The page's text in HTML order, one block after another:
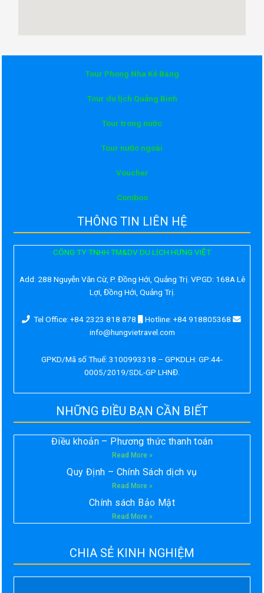
Tour Phong Nha Kẻ Bàng
Tour du lịch Quảng Bình
Tour trong nước
Tour nước ngoài
Voucher
Comboo
THÔNG TIN LIÊN HỆ
CÔNG TY TNHH TM&DV DU LỊCH HƯNG VIỆT
Add: 288 Nguyễn Văn Cừ, P. Đồng Hới, Quảng Trị. VPGD: 168A Lê
Lợi, Đồng Hới, Quảng Trị.
Tel Office: +84 2323 818 878
Hotline: +84 918805368
info@hungvietravel.com
GPKD/Mã số Thuế: 3100993318 – GPKDLH: GP:44-
0005/2019/SDL-GP LHNĐ.
NHỮNG ĐIỀU BẠN CẦN BIẾT
Điều khoản – Phương thức thanh toán
Read More »
Quy Định – Chính Sách dịch vụ
Read More »
Chính sách Bảo Mật
Read More »
CHIA SẺ KINH NGHIỆM